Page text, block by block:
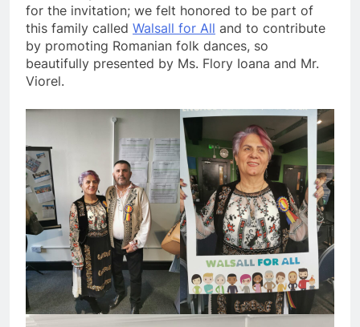
for the invitation; we felt honored to be part of
this family called Walsall for All and to contribute
by promoting Romanian folk dances, so
beautifully presented by Ms. Flory Ioana and Mr.
Viorel.